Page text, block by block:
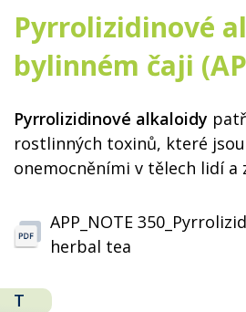
Pyrrolizidinové
bylinném čaji
Pyrrolizidinové alkaloidy
rostlinných toxinů, které
onemocněními v tělech lidí a
APP_NOTE
herbal tea
T